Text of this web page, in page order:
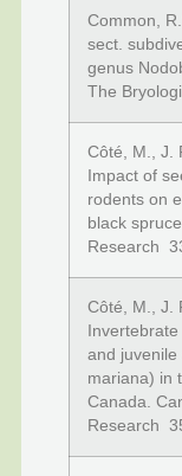
Common,
sect.
genus
The
Côté, M., J.
Impact of
rodents on
black
Research
Côté, M., J.
and juvenile
mariana) in
Canada.
Research